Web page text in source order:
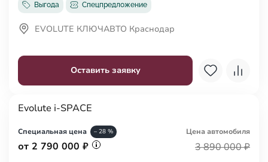
Выгода Спецпредложение
Оставить заявку
EVOLUTE КЛЮЧАВТО Краснодар
Evolute i-SPACE
Специальная цена – 28 %
от 2 790 000 ₽
Цена автомобиля
3 890 000 ₽